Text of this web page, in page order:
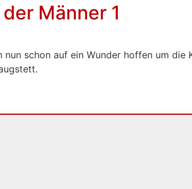
Männer 1
schon auf ein Wunder hoffen um